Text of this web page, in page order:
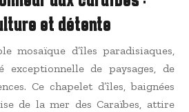
et détente
mosaïque d’îles paradisiaques,
exceptionnelle de paysages, de
Ce chapelet d’îles, baignées
de la mer des Caraïbes, attire